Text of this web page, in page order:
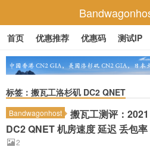
首页 优惠推荐 优惠码 测试IP
标签：搬瓦工洛杉矶 DC2 QNET
Bandwagonhost
搬瓦工测评：
DC2 QNET 机房速度 延迟 丢包
2